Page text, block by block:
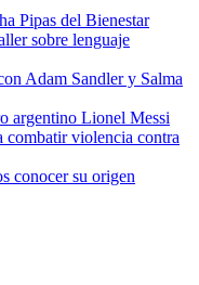
Pipas del Bienestar
sobre lenguaje
Adam Sandler y Salma
argentino Lionel Messi
combatir violencia contra
conocer su origen